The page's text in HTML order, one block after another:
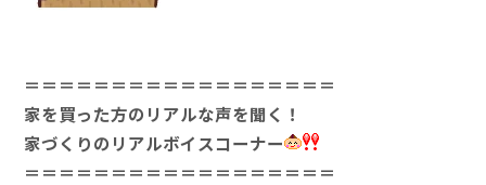
＝＝＝＝＝＝＝＝＝＝＝＝＝＝＝＝＝＝
家を買った方のリアルな声を聞く！
家づくりのリアルボイスコーナー
＝＝＝＝＝＝＝＝＝＝＝＝＝＝＝＝＝＝